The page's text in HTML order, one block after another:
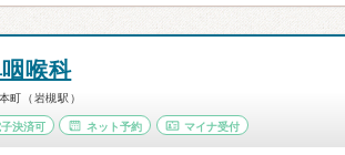
喉科
町（岩槻駅）
子決済可 ネット予約 マイナ受付